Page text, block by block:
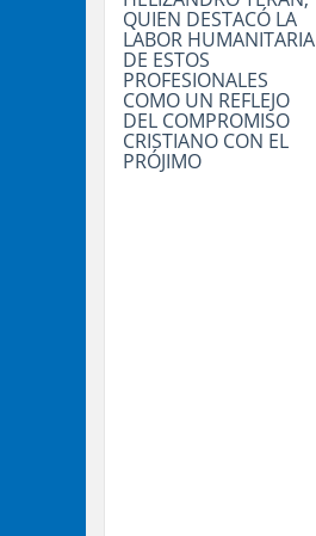
QUIEN DESTACÓ LA
LABOR HUMANITARIA
DE ESTOS
PROFESIONALES
COMO UN REFLEJO
DEL COMPROMISO
CRISTIANO CON EL
PRÓJIMO